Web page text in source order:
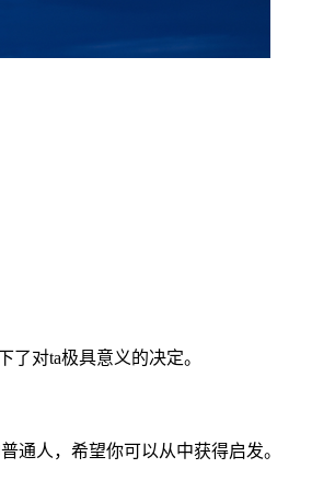
了对ta极具意义的决定。
通人，希望你可以从中获得启发。